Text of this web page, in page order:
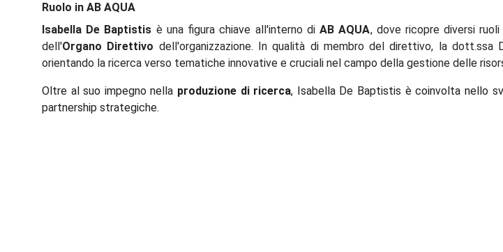
Ruolo in AB AQUA
Isabella De Baptistis è una figura chiave all'interno diAB AQUA, dove ricopre diversi
dell'Organo Direttivo dell'organizzazione. In qualità di membro del direttivo, la
orientando la ricerca verso tematiche innovative e cruciali nel campo della gestione delle
Oltre al suo impegno nella produzione di ricerca, Isabella De Baptistis è coinvolta nello
partnership strategiche.